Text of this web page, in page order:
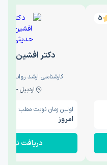
5
دکتر افشین
کارشناسی ارشد
اردبیل - والی
اولین زمان نوبت مطب:
امروز
دریافت نوبت